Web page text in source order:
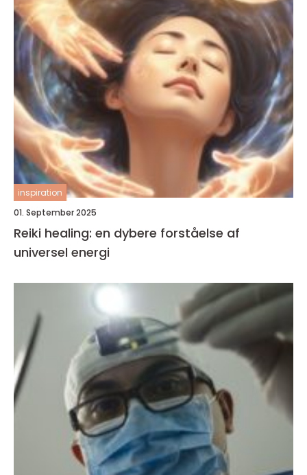
inspiration
01. September 2025
Reiki healing: en dybere forståelse af
universel energi